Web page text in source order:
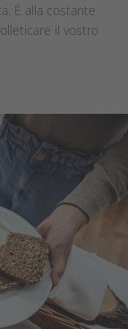
È alla costante
il vostro